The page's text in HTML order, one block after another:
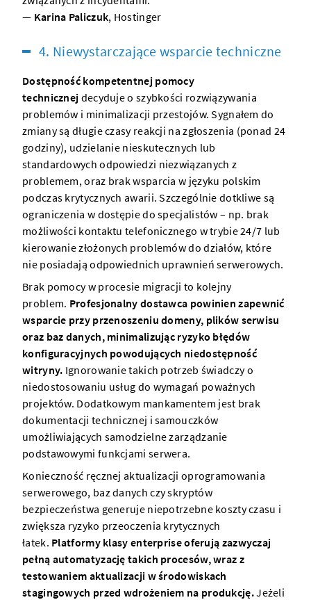
— Karina Paliczuk, Hostinger
4. Niewystarczające wsparcie techniczne
Dostępność kompetentnej pomocy
technicznej decyduje o szybkości rozwiązywania
problemów i minimalizacji przestojów. Sygnałem do
zmiany są długie czasy reakcji na zgłoszenia (ponad 24
godziny), udzielanie nieskutecznych lub
standardowych odpowiedzi niezwiązanych z
problemem, oraz brak wsparcia w języku polskim
podczas krytycznych awarii. Szczególnie dotkliwe są
ograniczenia w dostępie do specjalistów – np. brak
możliwości kontaktu telefonicznego w trybie 24/7 lub
kierowanie złożonych problemów do działów, które
nie posiadają odpowiednich uprawnień serwerowych.
Brak pomocy w procesie migracji to kolejny
problem. Profesjonalny dostawca powinien zapewnić
wsparcie przy przenoszeniu domeny, plików serwisu
oraz baz danych, minimalizując ryzyko błędów
konfiguracyjnych powodujących niedostępność
witryny. Ignorowanie takich potrzeb świadczy o
niedostosowaniu usług do wymagań poważnych
projektów. Dodatkowym mankamentem jest brak
dokumentacji technicznej i samouczków
umożliwiających samodzielne zarządzanie
podstawowymi funkcjami serwera.
Konieczność ręcznej aktualizacji oprogramowania
serwerowego, baz danych czy skryptów
bezpieczeństwa generuje niepotrzebne koszty czasu i
zwiększa ryzyko przeoczenia krytycznych
łatek. Platformy klasy enterprise oferują zazwyczaj
pełną automatyzację takich procesów, wraz z
testowaniem aktualizacji w środowiskach
stagingowych przed wdrożeniem na produkcję.Jeżeli